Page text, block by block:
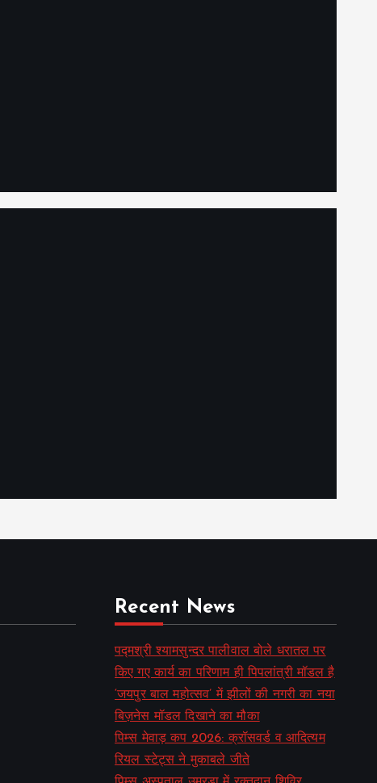
Recent News
पद्मश्री श्यामसुन्दर पालीवाल बोले धरातल पर
किए गए कार्य का परिणाम ही पिपलांत्री मॉडल है
‘जयपुर बाल महोत्सव’ में झीलों की नगरी का नया
बिज़नेस मॉडल दिखाने का मौका
पिम्स मेवाड़ कप 2026: क्रॉसवर्ड व आदित्यम
रियल स्टेट्स ने मुकाबले जीते